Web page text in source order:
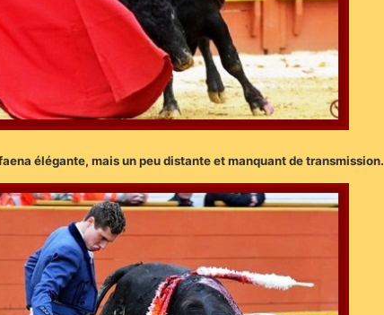
élégante, mais un peu distante et manquant de transmission.